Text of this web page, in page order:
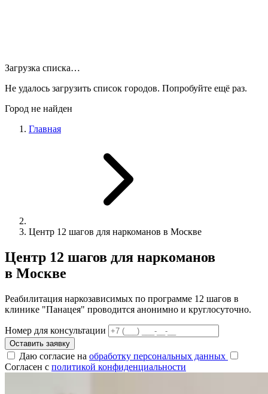
Загрузка списка…
Не удалось загрузить список городов. Попробуйте ещё раз.
Город не найден
Главная
Центр 12 шагов для наркоманов в Москве
Центр 12 шагов для наркоманов
в Москве
Реабилитация наркозависимых по программе 12 шагов в
клинике "Панацея" проводится анонимно и круглосуточно.
Номер для консультации
Оставить заявку
Даю согласие на обработку персональных данных
Согласен с политикой конфиденциальности